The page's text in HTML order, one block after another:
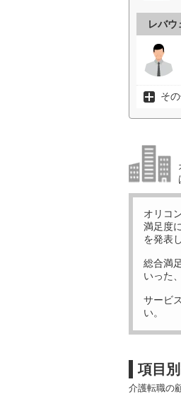
レバウ
そ
オリコ
満足度
を発表
総合満
いった
サービ
い。
項目
介護転職の